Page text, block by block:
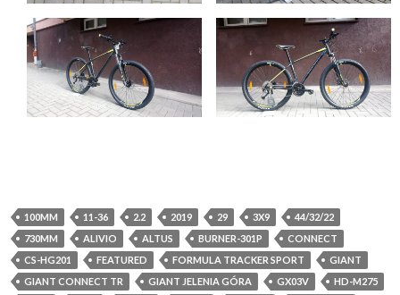
100MM 11-36 2.2 2019 29 3X9
44/32/22
730MM
ALIVIO ALTUS BURNER-301P
CONNECT
CS-HG201
FEATURED FORMULA TRACKER SPORT
GIANT
GIANT CONNECT TR
GIANT JELENIA GÓRA GX03V
HD-M275